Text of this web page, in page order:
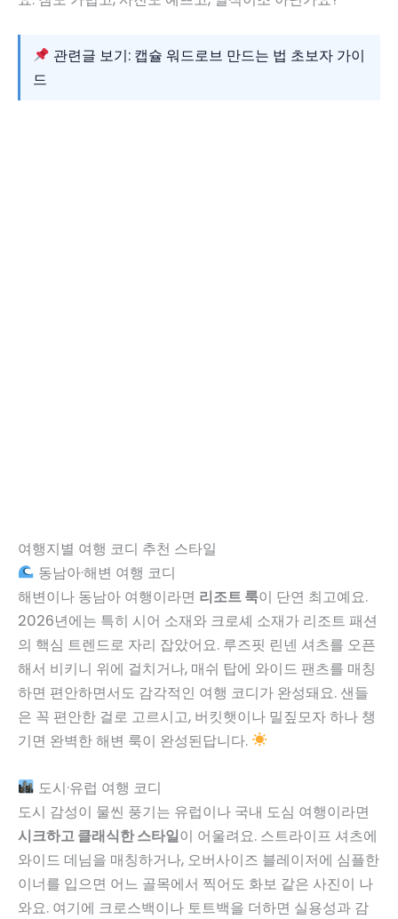
관련글 보기: 캡슐 워드로브 만드는 법 초보자 가이
드
여행지별 여행 코디 추천 스타일
동남아·해변 여행 코디
해변이나 동남아 여행이라면 리조트 룩이 단연 최고예요.
2026년에는 특히 시어 소재와 크로셰 소재가 리조트 패션
의 핵심 트렌드로 자리 잡았어요. 루즈핏 린넨 셔츠를 오픈
해서 비키니 위에 걸치거나, 매쉬 탑에 와이드 팬츠를 매칭
하면 편안하면서도 감각적인 여행 코디가 완성돼요. 샌들
은 꼭 편안한 걸로 고르시고, 버킷햇이나 밀짚모자 하나 챙
기면 완벽한 해변 룩이 완성된답니다.
도시·유럽 여행 코디
도시 감성이 물씬 풍기는 유럽이나 국내 도심 여행이라면
시크하고 클래식한 스타일이 어울려요. 스트라이프 셔츠에
와이드 데님을 매칭하거나, 오버사이즈 블레이저에 심플한
이너를 입으면 어느 골목에서 찍어도 화보 같은 사진이 나
와요. 여기에 크로스백이나 토트백을 더하면 실용성과 감